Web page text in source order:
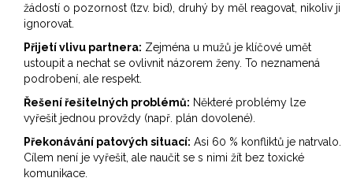
žádostí o pozornost (tzv. bid), druhý by měl reagovat, nikoliv ji
ignorovat.
Přijetí vlivu partnera: Zejména u mužů je klíčové umět
ustoupit a nechat se ovlivnit názorem ženy. To neznamená
podrobení, ale respekt.
Řešení řešitelných problémů: Některé problémy lze
vyřešit jednou provždy (např. plán dovolené).
Překonávání patových situací: Asi 60 % konfliktů je natrvalo.
Cílem není je vyřešit, ale naučit se s nimi žít bez toxické
komunikace.